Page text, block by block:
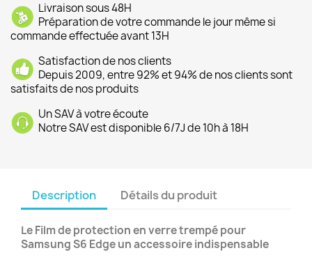
Livraison sous 48H
Préparation de votre commande le jour même si
commande effectuée avant 13H
Satisfaction de nos clients
Depuis 2009, entre 92% et 94% de nos clients sont
satisfaits de nos produits
Un SAV à votre écoute
Notre SAV est disponible 6/7J de 10h à 18H
Description Détails du produit
Le Film de protection en verre trempé pour
Samsung S6 Edge un accessoire indispensable